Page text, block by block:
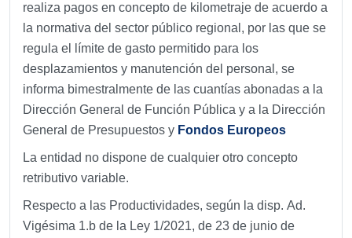
realiza pagos en concepto de kilometraje de acuerdo a
la normativa del sector público regional, por las que se
regula el límite de gasto permitido para los
desplazamientos y manutención del personal, se
informa bimestralmente de las cuantías abonadas a la
Dirección General de Función Pública y a la Dirección
General de Presupuestos y Fondos Europeos
La entidad no dispone de cualquier otro concepto
retributivo variable.
Respecto a las Productividades, según la disp. Ad.
Vigésima 1.b de la Ley 1/2021, de 23 de junio de